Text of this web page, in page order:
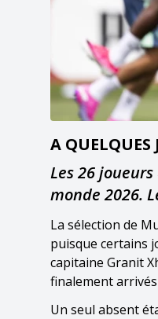
A
Les 26
monde 2026.
La sélection de
puisque certains
capitaine Granit
finalement
Un seul absent